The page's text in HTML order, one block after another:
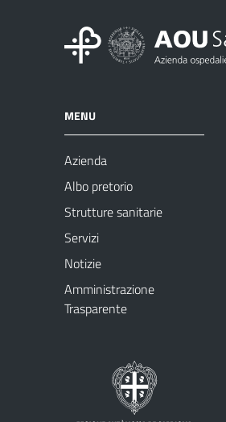
MENU
Azienda
Albo pretorio
Strutture sanitarie
Servizi
Notizie
Amministrazione
Trasparente